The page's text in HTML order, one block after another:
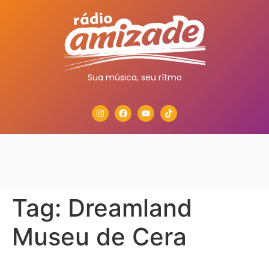
Sua música, seu rítmo
Tag: Dreamland
Museu de Cera